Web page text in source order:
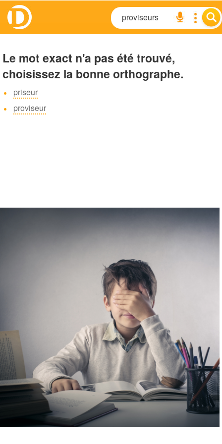
Le mot exact n'a pas été trouvé,
choisissez la bonne orthographe.
priseur
proviseur